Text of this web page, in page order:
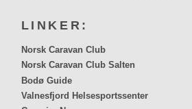
LINKER:
Norsk Caravan Club
Norsk Caravan Club Salten
Bodø Guide
Valnesfjord Helsesportssenter